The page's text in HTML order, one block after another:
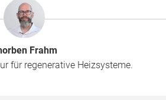
Frahm
für regenerative Heizsysteme.